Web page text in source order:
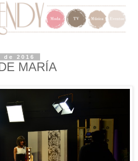
2016
MARÍA